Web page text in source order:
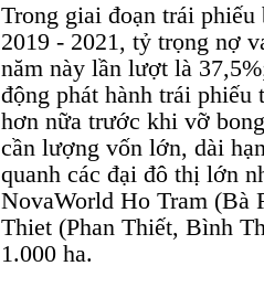
Trong giai đoạn trái
2019 - 2021, tỷ trọng nợ
năm này lần lượt là
động phát hành trái
hơn nữa trước khi vỡ
cần lượng vốn lớn, dài
quanh các đại đô thị lớn
NovaWorld Ho Tram (Bà
Thiet (Phan Thiết, Bình
1.000 ha.